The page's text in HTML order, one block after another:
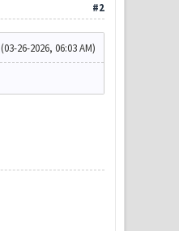
#2
(03-26-2026, 06:03 AM)